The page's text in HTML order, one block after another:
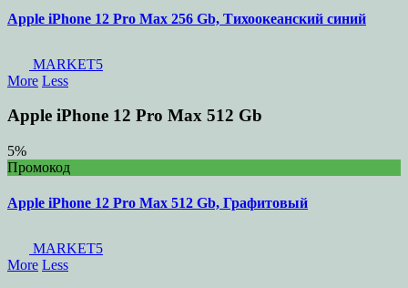
Apple iPhone 12 Pro Max 256 Gb, Тихоокеанский синий
MARKET5
More Less
Apple iPhone 12 Pro Max 512 Gb
5%
Промокод
Apple iPhone 12 Pro Max 512 Gb, Графитовый
MARKET5
More Less